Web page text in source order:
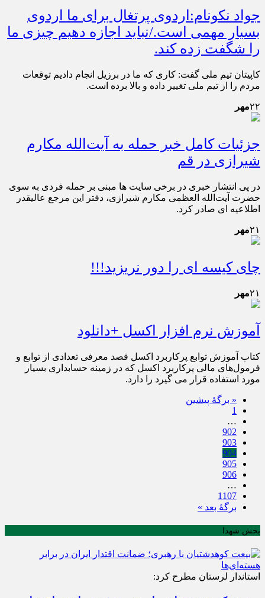
جواد نکونام:اردوی پرتغال برای ما اردوی
بسیار مهمی است./نباید اجازه دهیم چیزی ما
را شگفت زده کند.
کاپیتان تیم ملی گفت: کاری که ما در برزیل انجام دادیم توقعات
مردم را از تیم ملی تغییر داده و بالا برده است.
۲۲مهر
جزئیات کامل خبر حمله به آیت‌الله مکارم
شیرازی در قم
در پی انتشار خبری در برخی سایت ها مبنی بر حمله فردی به سوی
حضرت آیت‌الله العظمی مکارم شیرازی، دفتر این مرجع عالیقدر
اطلاعیه ای صادر کرد.
۲۱مهر
چای کیسه ای را دور نریزید!!!
۲۱مهر
آموزش نرم افزار اکسل +دانلود
کتاب آموزش توابع پرکاربرد اکسل قصد معرفی تعدادی از توابع و
فرمول‌های مالی پرکاربرد اکسل که در زمینه حسابداری بسیار
مورد استفاده قرار می گیرد را دارد.
« برگه‌ٔ پیشین
1
…
902
903
904
905
906
…
1107
برگهٔ بعد »
بخش شهدا
استاندار لرستان مطرح کرد: